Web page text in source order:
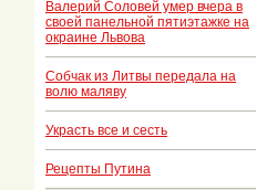
Валерий Соловей умер вчера в
своей панельной пятиэтажке на
окраине Львова
Собчак из Литвы передала на
волю маляву
Украсть все и сесть
Рецепты Путина